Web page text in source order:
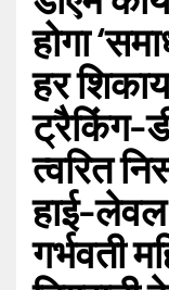
होगा
हर
ट्रैकिंग-
त्वरित
हाई-
गर्भवती